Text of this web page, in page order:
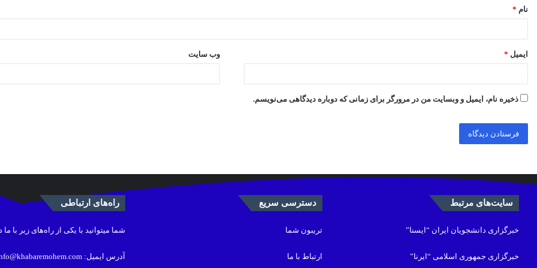
نام *
ایمیل * وب‌ سایت
ذخیره نام، ایمیل و وبسایت من در مرورگر برای زمانی که دوباره دیدگاهی می‌نویسم.
سایت‌های مرتبط
خبرگزاری دانشجویان ایران “ایسنا”
خبرگزاری جمهوری اسلامی “ایرنا”
دسترسی سریع
تریبون شما
ارتباط با ما
راه‌های ارتباطی
شما میتوانید با یکی از راه‌های زیر با ما
آدرس ایمیل: info@khabaremohem.com